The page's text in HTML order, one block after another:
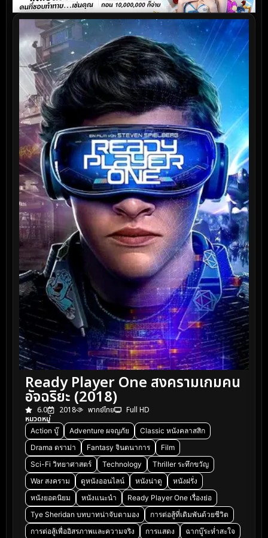
Ready Player One สงครามเกมคน
อัจฉริยะ (2018)
6.0 2018 พากย์ไทย
Full HD
หมวดหมู่
Action บู๊ Adventure ผจญภัย
Classic หนังคลาสสิก
Drama ดราม่า
Fantasy จินตนาการ
Film
Sci-Fi วิทยาศาสตร์
Technology
Thriller ระทึกขวัญ
War สงคราม
ดูหนังออนไลน์ หนังน่าดู
หนังฝรั่ง
หนังยอดนิยม
หนังแนะนำ
Ready Player One เรื่องย่อ
Tye Sheridan บทบาทน่าจับตามอง
การต่อสู้ที่เดิมพันด้วยชีวิต
การต่อสู้เพื่ออิสรภาพและความจริง
การแสดง
ฉากบู๊ระห่ำสะใจ